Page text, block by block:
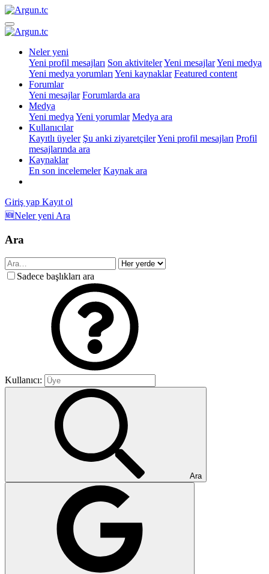
Neler yeni
Yeni profil mesajları Son aktivitelerYeni mesajlarYeni medya
Yeni medya yorumları Yeni kaynaklar Featured content
Forumlar
Yeni mesajlar Forumlarda ara
Medya
Yeni medya Yeni yorumlar Medya ara
Kullanıcılar
Kayıtlı üyeler Şu anki ziyaretçilerYeni profil mesajları Profil
mesajlarında ara
Kaynaklar
En son incelemeler Kaynak ara
Giriş yap Kayıt ol
🆕Neler yeni Ara
Ara
Sadece başlıkları ara
Kullanıcı:
Ara